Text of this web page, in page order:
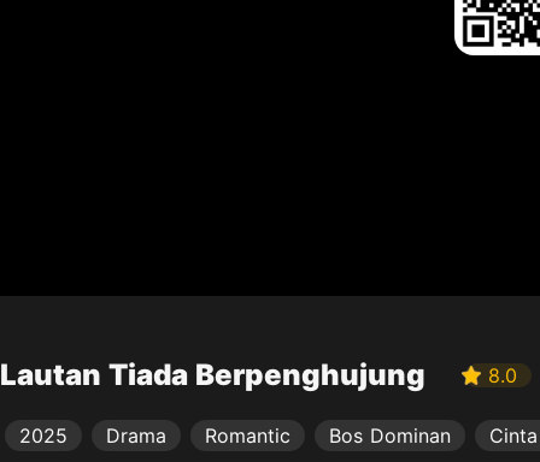
Lautan Tiada Berpenghujung 8.0
2025 Drama Romantic Bos Dominan